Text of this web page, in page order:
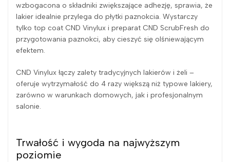
wzbogacona o składniki zwiększające adhezję, sprawia, że
lakier idealnie przylega do płytki paznokcia. Wystarczy
tylko top coat CND Vinylux i preparat CND ScrubFresh do
przygotowania paznokci, aby cieszyć się olśniewającym
efektem.
CND Vinylux łączy zalety tradycyjnych lakierów i żeli –
oferuje wytrzymałość do 4 razy większą niż typowe lakiery,
zarówno w warunkach domowych, jak i profesjonalnym
salonie.
Trwałość i wygoda na najwyższym
poziomie